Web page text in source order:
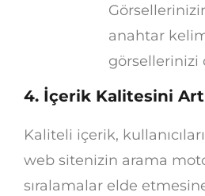
anahtar
görsellerinizi
4. İçerik Kalitesini
Kaliteli içerik,
web sitenizin arama
sıralamalar elde